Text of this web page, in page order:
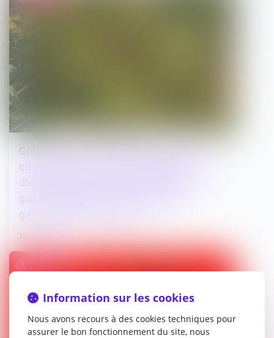
Collectivités : le coût de réfection de la
chaussée à la suite d’un chantier
d’enfouissement de canalisations de
gaz naturel peut être réclamé au
gestionnaire du réseau
15/06/2026
Droit pénal
Information sur les cookies
Nous avons recours à des cookies techniques pour
assurer le bon fonctionnement du site, nous